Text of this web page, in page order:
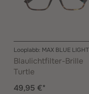
Looplabb: MAX BLUE LIGHT
Blaulichtfilter-Brille
Turtle
49,95 €*